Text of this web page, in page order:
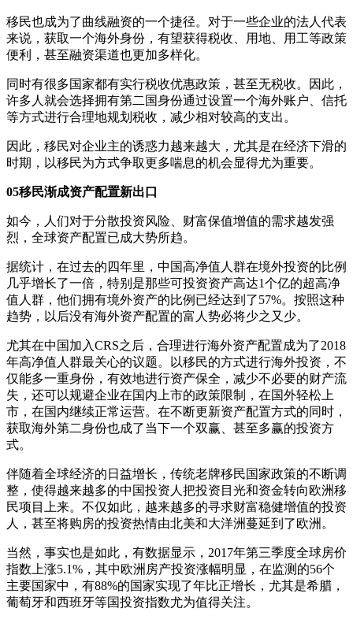
移民也成为了曲线融资的一个捷径。对于一些企业的法人代表
来说，获取一个海外身份，有望获得税收、用地、用工等政策
便利，甚至融资渠道也更加多样化。
同时有很多国家都有实行税收优惠政策，甚至无税收。因此，
许多人就会选择拥有第二国身份通过设置一个海外账户、信托
等方式进行合理地规划税收，减少相对较高的支出。
因此，移民对企业主的诱惑力越来越大，尤其是在经济下滑的
时期，以移民为方式争取更多喘息的机会显得尤为重要。
05移民渐成资产配置新出口
如今，人们对于分散投资风险、财富保值增值的需求越发强
烈，全球资产配置已成大势所趋。
据统计，在过去的四年里，中国高净值人群在境外投资的比例
几乎增长了一倍，特别是那些可投资资产高达1个亿的超高净
值人群，他们拥有境外资产的比例已经达到了57%。按照这种
趋势，以后没有海外资产配置的富人势必将少之又少。
尤其在中国加入CRS之后，合理进行海外资产配置成为了2018
年高净值人群最关心的议题。以移民的方式进行海外投资，不
仅能多一重身份，有效地进行资产保全，减少不必要的财产流
失，还可以规避企业在国内上市的政策限制，在国外轻松上
市，在国内继续正常运营。在不断更新资产配置方式的同时，
获取海外第二身份也成了当下一个双赢、甚至多赢的投资方
式。
伴随着全球经济的日益增长，传统老牌移民国家政策的不断调
整，使得越来越多的中国投资人把投资目光和资金转向欧洲移
民项目上来。不仅如此，越来越多的寻求财富稳健增值的投资
人，甚至将购房的投资热情由北美和大洋洲蔓延到了欧洲。
当然，事实也是如此，有数据显示，2017年第三季度全球房价
指数上涨5.1%，其中欧洲房产投资涨幅明显，在监测的56个
主要国家中，有88%的国家实现了年比正增长，尤其是希腊，
葡萄牙和西班牙等国投资指数尤为值得关注。